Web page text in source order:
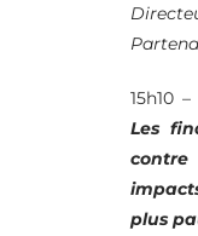
15h10
Les
plus